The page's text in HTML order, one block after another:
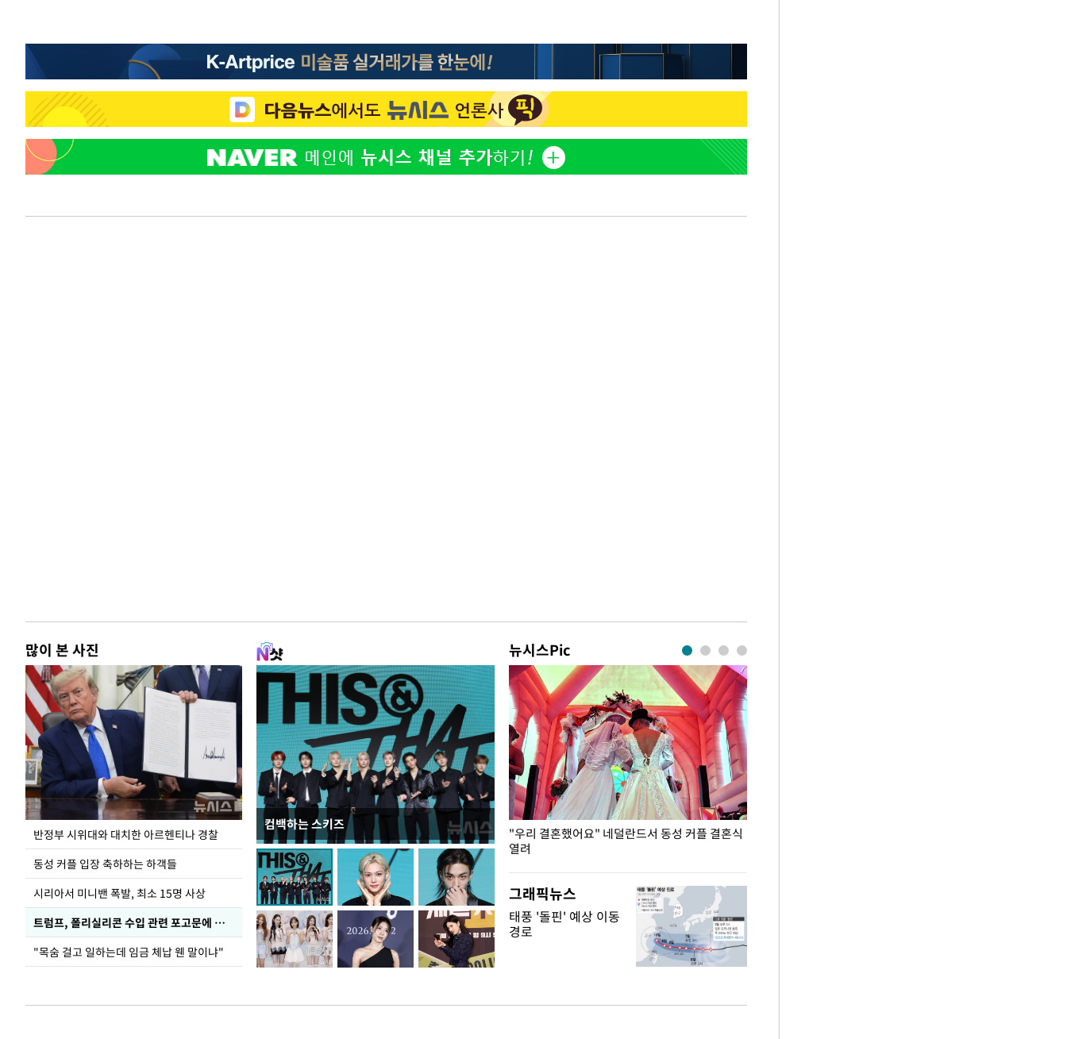
많이 본 사진
반정부 시위대와 대치한 아르헨티나 경찰
동성 커플 입장 축하하는 하객들
시리아서 미니밴 폭발, 최소 15명 사상
트럼프, 폴리실리콘 수입 관련 포고문에 서명
"목숨 걸고 일하는데 임금 체납 웬 말이냐"
컴백하는 스키즈
뉴시스Pic
입추 코앞인데 전국엔 찜통 더위
"우리 결혼했어요" 네덜란드서 동성 커플 결혼식
열려
그래픽뉴스
태풍 '돌핀' 예상 이동
경로